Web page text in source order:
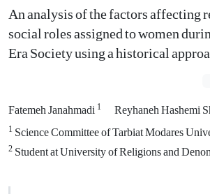
An analysis of the factors affecting
social roles assigned to women
Era Society using a historical
Fatemeh Janahmadi1 Reyhaneh Hashemi
1 Science Committee of Tarbiat Modares
2Student at University of Religions and